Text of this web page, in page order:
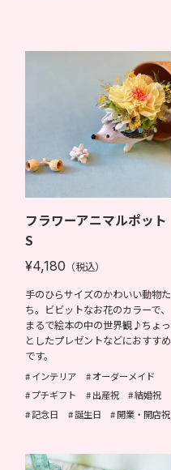
フラワーアニマルポット
S
¥4,180 （税込）
手のひらサイズのかわいい動物た
ち。ビビットなお花のカラーで、
まるで絵本の中の世界観♪ちょっ
としたプレゼントなどにおすすめ
です。
インテリア
オーダーメイド
プチギフト
出産祝
結婚祝
記念日
誕生日 開業・開店祝